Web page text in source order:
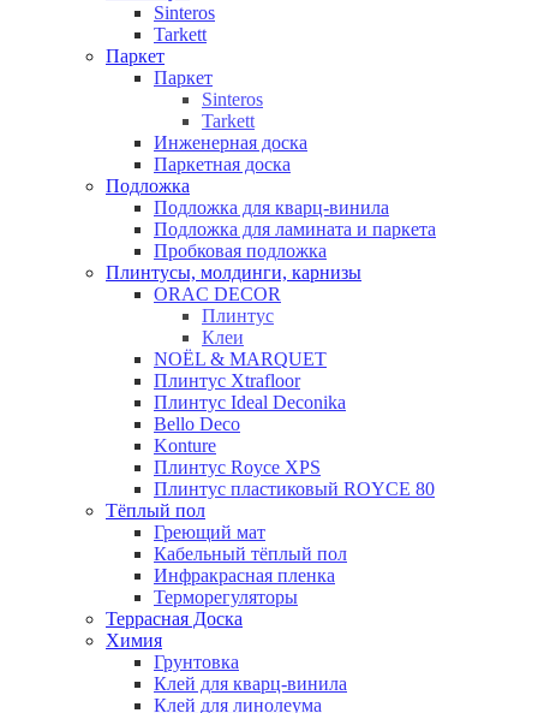
Sinteros
Tarkett
Паркет
Паркет
Sinteros
Tarkett
Инженерная доска
Паркетная доска
Подложка
Подложка для кварц-винила
Подложка для ламината и паркета
Пробковая подложка
Плинтусы, молдинги, карнизы
ORAC DECOR
Плинтус
Клеи
NOЁL & MARQUET
Плинтус Xtrafloor
Плинтус Ideal Deconika
Bello Deco
Konture
Плинтус Royce XPS
Плинтус пластиковый ROYCE 80
Тёплый пол
Греющий мат
Кабельный тёплый пол
Инфракрасная пленка
Терморегуляторы
Террасная Доска
Химия
Грунтовка
Клей для кварц-винила
Клей для линолеума